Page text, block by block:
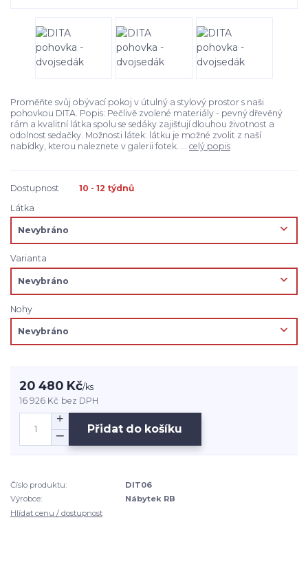
Proměňte svůj obývací pokoj v útulný a stylový prostor s naši
pohovkou DITA. Popis: Pečlivě zvolené materiály - pevný dřevěný
rám a kvalitní látka spolu se sedáky zajišťují dlouhou životnost a
odolnost sedačky. Možnosti látek: látku je možné zvolit z naší
nabídky, kterou naleznete v galerii fotek. ... celý popis
Dostupnost
10 - 12 týdnů
Látka
Varianta
Nohy
20 480 Kč/ks
16 926 Kč bez DPH
Přidat do košíku
Číslo produktu:
DIT06
Výrobce:
Nábytek RB
Hlídat cenu / dostupnost